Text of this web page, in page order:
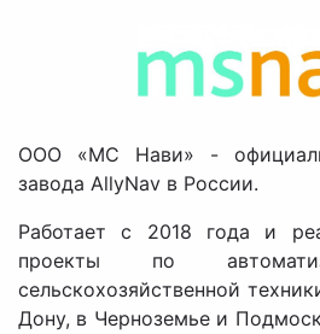
ООО «МС Нави» -
завода AllyNav в России.
Работает с 2018 года и
проекты по
сельскохозяйственной
Дону, в Черноземье и